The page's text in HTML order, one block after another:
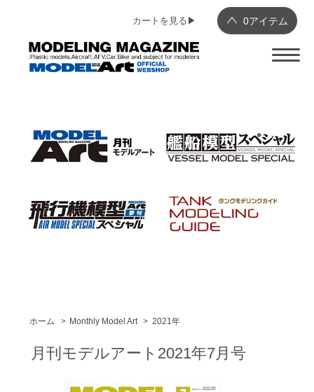
0アイテム
カートを見る▶︎
ホーム > Monthly Model Art > 2021年
月刊モデルアート2021年7月号